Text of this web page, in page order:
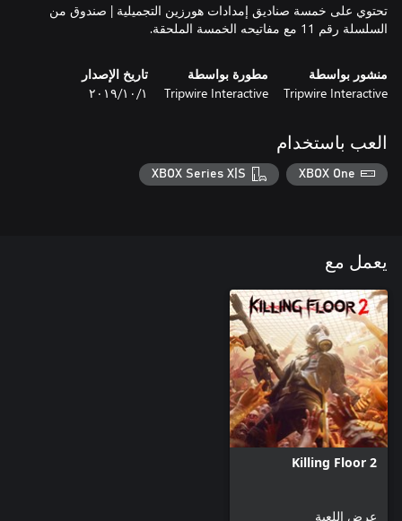
تحتوي على خمسة صناديق إمدادات هورزين التجميلية | صندوق من
السلسلة رقم 11 مع مفاتيحه الخمسة الملحقة.
منشور بواسطة
Tripwire Interactive
مطورة بواسطة
Tripwire Interactive
تاريخ الإصدار
١‏/١٠‏/٢٠١٩
العب باستخدام
XBOX One
XBOX Series X|S
يعمل مع
Killing Floor 2
عرض اللعبة